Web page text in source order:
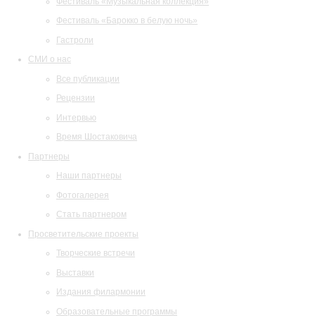
Фестиваль «Барокко в белую ночь»
Гастроли
СМИ о нас
Все публикации
Рецензии
Интервью
Время Шостаковича
Партнеры
Наши партнеры
Фотогалерея
Стать партнером
Просветительские проекты
Творческие встречи
Выставки
Издания филармонии
Образовательные программы